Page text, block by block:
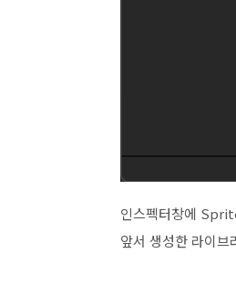
인스펙터창에
앞서 생성한 라이브